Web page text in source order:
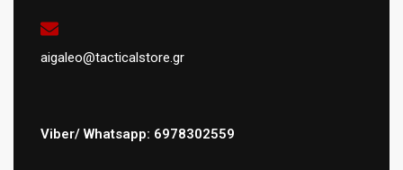
aigaleo@tacticalstore.gr
Viber/ Whatsapp: 6978302559